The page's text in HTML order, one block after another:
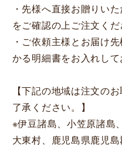
・先様へ直接お贈りい
をご確認の上ご注文くだ
・ご依頼主様とお届け
かる明細書をお入れして
【下記の地域は注文の
了承ください。】
※伊豆諸島、小笠原諸島
大東村、鹿児島県鹿児